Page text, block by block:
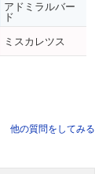
アドミラルバー
ド
ミスカレツス
他の質問をしてみる